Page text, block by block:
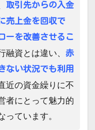
取引先からの入金
売上金を回収で
ーを改善させるこ
融資とは違い、 赤
ない状況でも利用
近の資金繰りに不
者にとって魅力的
っています。